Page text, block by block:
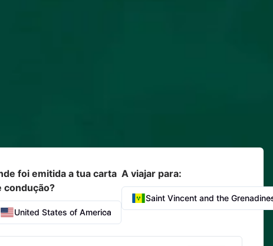
foi emitida a tua carta
condução?
United States of America
A viajar para:
Saint Vincent and the